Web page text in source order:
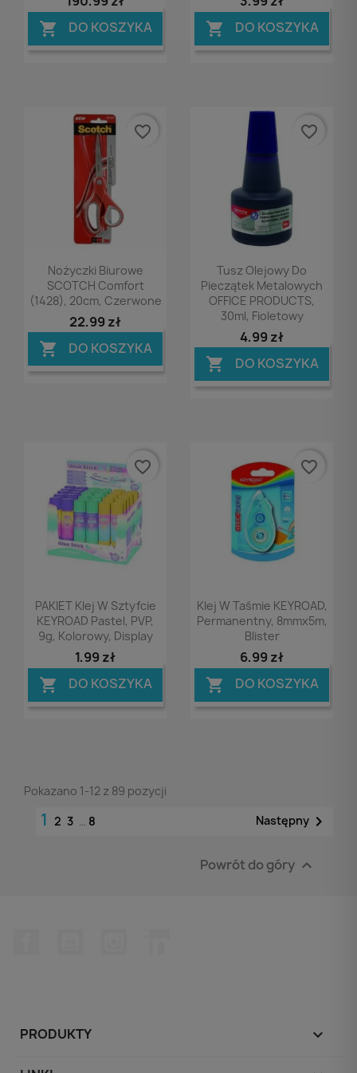
 DO KOSZYKA  DO KOSZYKA
Podgląd
Nożyczki Biurowe
SCOTCH Comfort
(1428), 20cm, Czerwone
22,99 zł
 DO KOSZYKA
favorite_border
Podgląd
Tusz Olejowy Do
Pieczątek Metalowych
OFFICE PRODUCTS,
30ml, Fioletowy
4,99 zł
 DO KOSZYKA
favorite_border
Podgląd
PAKIET Klej W Sztyfcie
KEYROAD Pastel, PVP,
9g, Kolorowy, Display
1,99 zł
 DO KOSZYKA
favorite_border
Podgląd
Klej W Taśmie KEYROAD,
Permanentny, 8mmx5m,
Blister
6,99 zł
 DO KOSZYKA
favorite_border
Pokazano 1-12 z 89 pozycji
1 2 3 … 8 Następny 
Powrót do góry 
PRODUKTY 